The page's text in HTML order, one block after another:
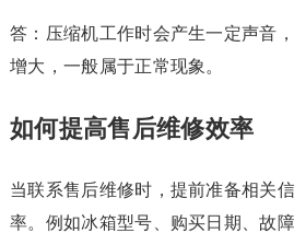
答：压缩机工作时会产生一定声音
增大，一般属于正常现象。
如何提高售后维修效率
当联系售后维修时，提前准备相关
率。例如冰箱型号、购买日期、故